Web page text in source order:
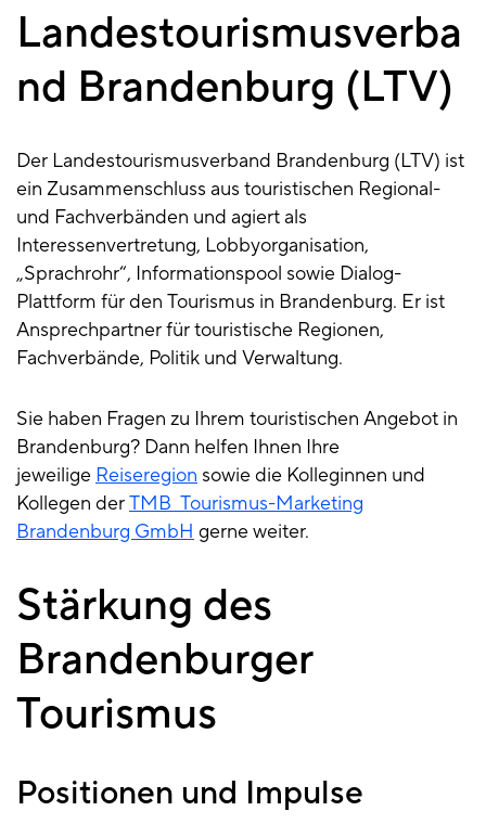
Landestourismusverba
nd Brandenburg (LTV)
Der Landestourismusverband Brandenburg (LTV) ist
ein Zusammenschluss aus touristischen Regional-
und Fachverbänden und agiert als
Interessenvertretung, Lobbyorganisation,
„Sprachrohr“, Informationspool sowie Dialog-
Plattform für den Tourismus in Brandenburg. Er ist
Ansprechpartner für touristische Regionen,
Fachverbände, Politik und Verwaltung.
Sie haben Fragen zu Ihrem touristischen Angebot in
Brandenburg? Dann helfen Ihnen Ihre
jeweilige Reiseregion sowie die Kolleginnen und
Kollegen derTMB Tourismus-Marketing
Brandenburg GmbH gerne weiter.
Stärkung des
Brandenburger
Tourismus
Positionen und Impulse